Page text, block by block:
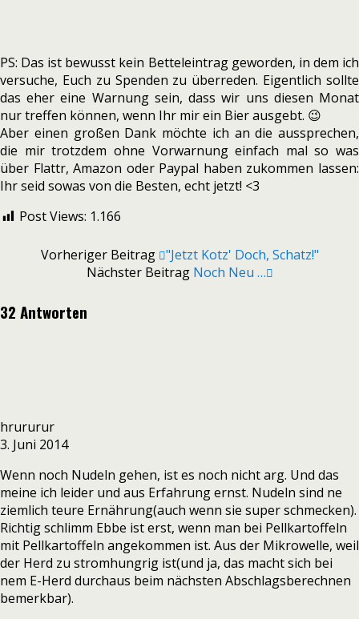
PS: Das ist bewusst kein Betteleintrag geworden, in dem ich
versuche, Euch zu Spenden zu überreden. Eigentlich sollte
das eher eine Warnung sein, dass wir uns diesen Monat
nur treffen können, wenn Ihr mir ein Bier ausgebt. 😉
Aber einen großen Dank möchte ich an die aussprechen,
die mir trotzdem ohne Vorwarnung einfach mal so was
über Flattr, Amazon oder Paypal haben zukommen lassen:
Ihr seid sowas von die Besten, echt jetzt! <3
Post Views: 1.166
Vorheriger Beitrag "Jetzt Kotz' Doch, Schatz!"
Nächster Beitrag Noch Neu …
32 Antworten
hrururur
3. Juni 2014
Wenn noch Nudeln gehen, ist es noch nicht arg. Und das
meine ich leider und aus Erfahrung ernst. Nudeln sind ne
ziemlich teure Ernährung(auch wenn sie super schmecken).
Richtig schlimm Ebbe ist erst, wenn man bei Pellkartoffeln
mit Pellkartoffeln angekommen ist. Aus der Mikrowelle, weil
der Herd zu stromhungrig ist(und ja, das macht sich bei
nem E-Herd durchaus beim nächsten Abschlagsberechnen
bemerkbar).